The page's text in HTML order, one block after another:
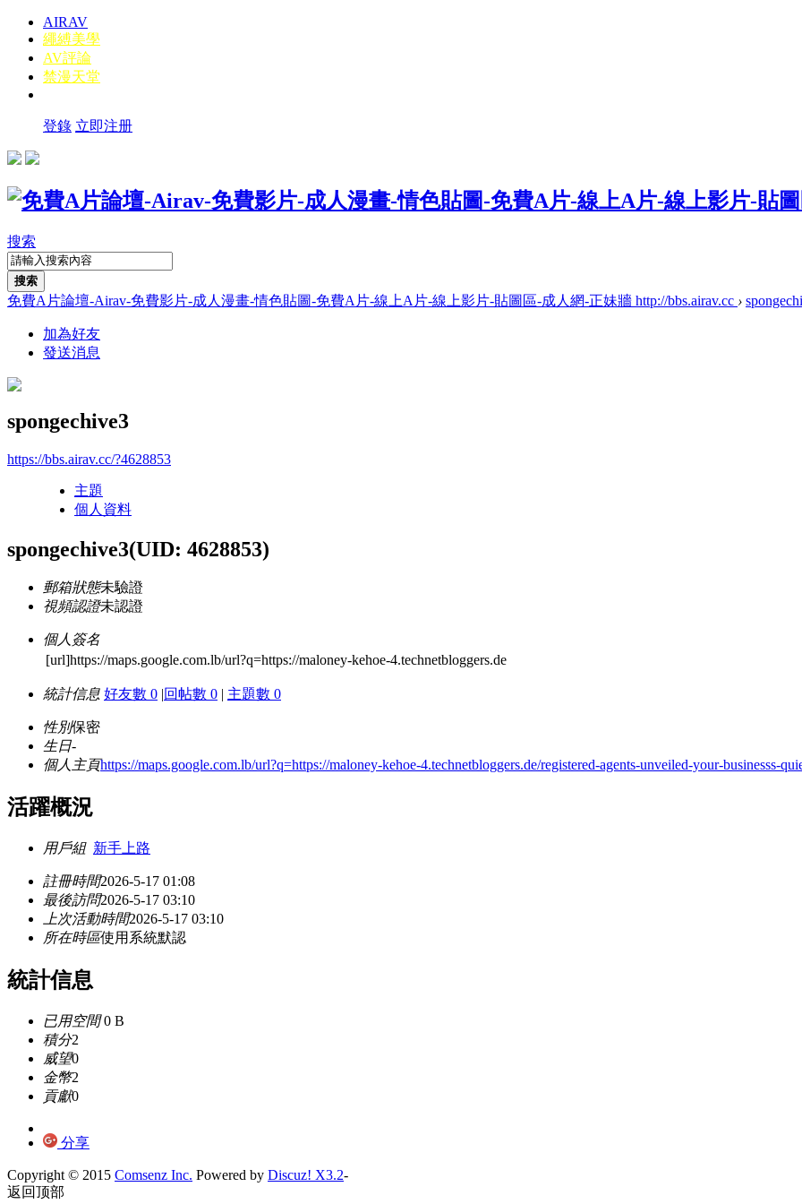
AIRAV
繩縛美學
AV評論
禁漫天堂
登錄 立即注册
搜索
搜索
免費A片論壇-Airav-免費影片-成人漫畫-情色貼圖-免費A片-線上A片-線上影片-貼圖區-成人網-正妹牆 http://bbs.airav.cc ›
加為好友
發送消息
spongechive3
https://bbs.airav.cc/?4628853
主題
個人資料
spongechive3(UID: 4628853)
郵箱狀態未驗證
視頻認證未認證
個人簽名
[url]https://maps.google.com.lb/url?q=https://maloney-kehoe-4.technetbloggers.de
統計信息 好友數 0 |回帖數 0 | 主題數 0
性別保密
生日-
個人主頁https://maps.google.com.lb/url?q=https://maloney-kehoe-4.technetbloggers.de/registered-agents-unveiled-your-businesss-
活躍概況
用戶組 新手上路
註冊時間2026-5-17 01:08
最後訪問2026-5-17 03:10
上次活動時間2026-5-17 03:10
所在時區使用系統默認
統計信息
已用空間0 B
積分2
威望0
金幣2
貢獻0
分享
Copyright © 2015 Comsenz Inc. Powered by Discuz! X3.2-
返回顶部